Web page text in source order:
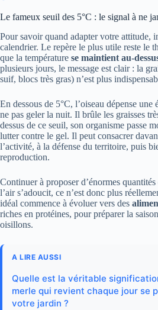
Le fameux seuil des 5°C : le signal à ne
Pour savoir quand adapter votre attitude,
calendrier. Le repère le plus utile reste le
que la température se maintient au-
plusieurs jours, le message est clair : la
suif, blocs très gras) n’est plus
En dessous de 5°C, l’oiseau dépense une
ne pas geler la nuit. Il brûle les graisses
dessus de ce seuil, son organisme passe
lutter contre le gel. Il peut consacrer
l’activité, à la défense du territoire, puis
reproduction.
Continuer à proposer d’énormes
l’air s’adoucit, ce n’est donc plus
idéal commence à évoluer vers des
riches en protéines, pour préparer la
oisillons.
A LIRE AUSSI
Quelle est la véritable
merle qui revient chaque jour se
votre jardin ?